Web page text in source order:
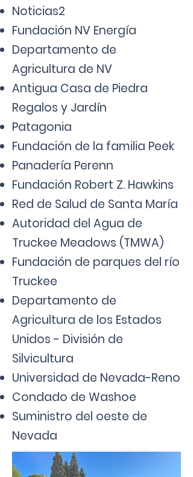
Noticias2
Fundación NV Energía
Departamento de
Agricultura de NV
Antigua Casa de Piedra
Regalos y Jardín
Patagonia
Fundación de la familia Peek
Panadería Perenn
Fundación Robert Z. Hawkins
Red de Salud de Santa María
Autoridad del Agua de
Truckee Meadows (TMWA)
Fundación de parques del río
Truckee
Departamento de
Agricultura de los Estados
Unidos - División de
Silvicultura
Universidad de Nevada-Reno
Condado de Washoe
Suministro del oeste de
Nevada